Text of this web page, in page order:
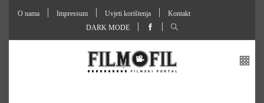
O nama Impressum Uvjeti korištenja
Kontakt
DARK MODE